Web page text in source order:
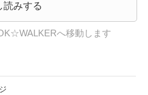
読みする
へ移動します